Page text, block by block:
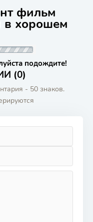
фильм
в хорошем
подождите!
(0)
- 50 знаков.